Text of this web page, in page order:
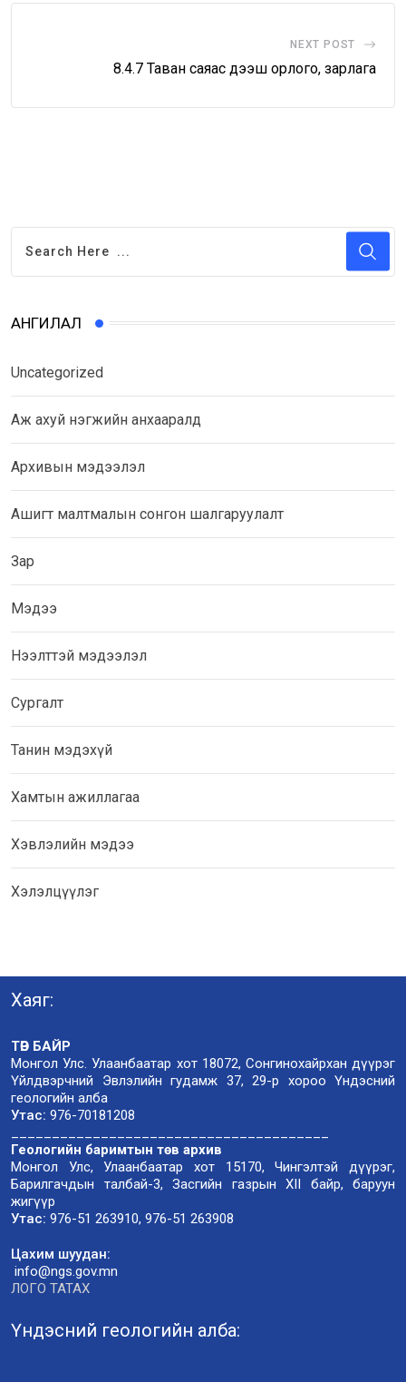
NEXT POST
8.4.7 Таван саяас дээш орлого, зарлага
АНГИЛАЛ
Uncategorized
Аж ахуй нэгжийн анхааралд
Архивын мэдээлэл
Ашигт малтмалын сонгон шалгаруулалт
Зар
Мэдээ
Нээлттэй мэдээлэл
Сургалт
Танин мэдэхүй
Хамтын ажиллагаа
Хэвлэлийн мэдээ
Хэлэлцүүлэг
Хаяг:
ТӨВ БАЙР
Монгол Улс. Улаанбаатар хот 18072, Сонгинохайрхан дүүрэг
Үйлдвэрчний Эвлэлийн гудамж 37, 29-р хороо Үндэсний
геологийн алба
Утас: 976-70181208
Геологийн баримтын төв архив
Монгол Улс, Улаанбаатар хот 15170, Чингэлтэй дүүрэг,
Барилгачдын талбай-3, Засгийн газрын XII байр, баруун
жигүүр
Утас: 976-51 263910, 976-51 263908
Цахим шуудан:
info@ngs.gov.mn
ЛОГО ТАТАХ
Үндэсний геологийн алба: